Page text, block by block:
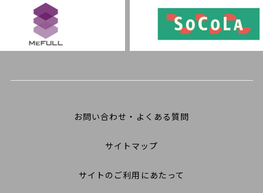
お問い合わせ・よくある質問
サイトマップ
サイトのご利用にあたって